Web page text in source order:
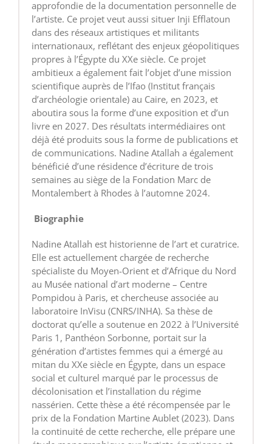
approfondie de la documentation personnelle de
l’artiste. Ce projet veut aussi situer Inji Efflatoun
dans des réseaux artistiques et militants
internationaux, reflétant des enjeux géopolitiques
propres à l’Égypte du XXe siècle. Ce projet
ambitieux a également fait l’objet d’une mission
scientifique auprès de l’Ifao (Institut français
d’archéologie orientale) au Caire, en 2023, et
aboutira sous la forme d’une exposition et d’un
livre en 2027. Des résultats intermédiaires ont
déjà été produits sous la forme de publications et
de communications. Nadine Atallah a également
bénéficié d’une résidence d’écriture de trois
semaines au siège de la Fondation Marc de
Montalembert à Rhodes à l’automne 2024.
Biographie
Nadine Atallah est historienne de l’art et curatrice.
Elle est actuellement chargée de recherche
spécialiste du Moyen-Orient et d’Afrique du Nord
au Musée national d’art moderne – Centre
Pompidou à Paris, et chercheuse associée au
laboratoire InVisu (CNRS/INHA). Sa thèse de
doctorat qu’elle a soutenue en 2022 à l’Université
Paris 1, Panthéon Sorbonne, portait sur la
génération d’artistes femmes qui a émergé au
mitan du XXe siècle en Égypte, dans un espace
social et culturel marqué par le processus de
décolonisation et l’installation du régime
nassérien. Cette thèse a été récompensée par le
prix de la Fondation Martine Aublet (2023). Dans
la continuité de cette recherche, elle prépare une